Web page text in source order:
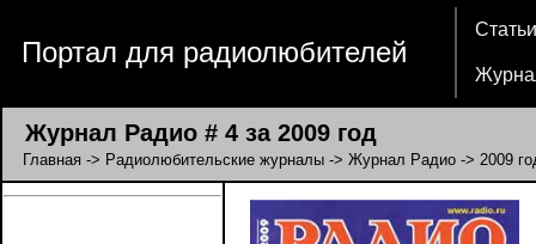
Портал для радиолюбителей
Статьи
Журнал Радио # 4 за 2009 год
Главная -> Радиолюбительские журналы -> Журнал Радио -> 2009